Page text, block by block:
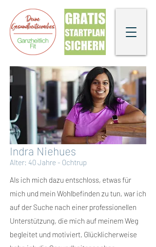
Indra Niehues
Alter: 40 Jahre - Ochtrup
Als ich mich dazu entschloss, etwas für
mich und mein Wohlbefinden zu tun, war ich
auf der Suche nach einer professionellen
Unterstützung, die mich auf meinem Weg
begleitet und motiviert. Glücklicherweise